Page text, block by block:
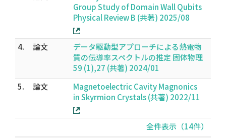
Group Study of Domain Wall Qubits
Physical Review B (共著) 2025/08
4. 論文
データ駆動型アプローチによる熱電物
質の伝導率スペクトルの推定 固体物理
59 (1),27 (共著) 2024/01
5.
論文
Magnetoelectric Cavity Magnonics
in Skyrmion Crystals (共著) 2022/11
全件表示（14件）